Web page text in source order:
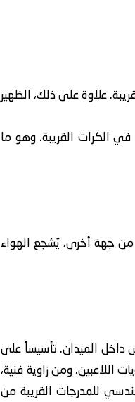
علاوة على ذلك، الظهير
في الكرات القريبة. وهو ما
جهة أخرى، يُشجع الهواء
داخل الميدان. تأسيساً على
اللاعبين. ومن زاوية فنية،
للمدرجات القريبة من